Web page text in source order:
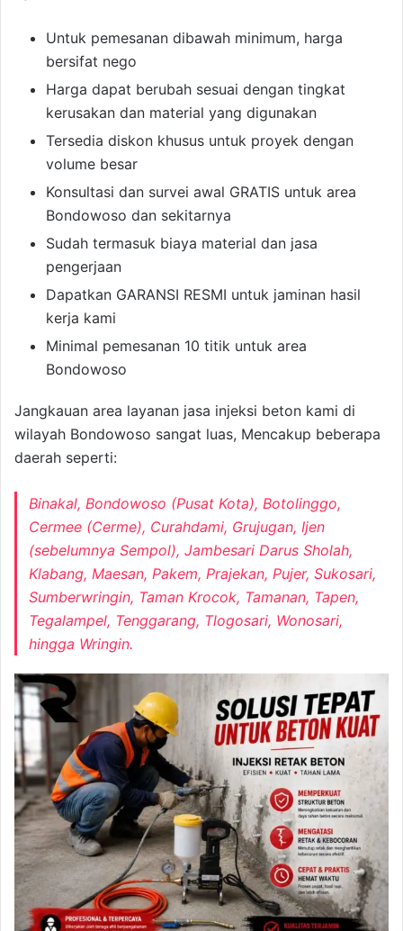
Untuk pemesanan dibawah minimum, harga
bersifat nego
Harga dapat berubah sesuai dengan tingkat
kerusakan dan material yang digunakan
Tersedia diskon khusus untuk proyek dengan
volume besar
Konsultasi dan survei awal GRATIS untuk area
Bondowoso dan sekitarnya
Sudah termasuk biaya material dan jasa
pengerjaan
Dapatkan GARANSI RESMI untuk jaminan hasil
kerja kami
Minimal pemesanan 10 titik untuk area
Bondowoso
Jangkauan area layanan jasa injeksi beton kami di
wilayah Bondowoso sangat luas, Mencakup beberapa
daerah seperti:
Binakal, Bondowoso (Pusat Kota), Botolinggo,
Cermee (Cerme), Curahdami, Grujugan, Ijen
(sebelumnya Sempol), Jambesari Darus Sholah,
Klabang, Maesan, Pakem, Prajekan, Pujer, Sukosari,
Sumberwringin, Taman Krocok, Tamanan, Tapen,
Tegalampel, Tenggarang, Tlogosari, Wonosari,
hingga Wringin.